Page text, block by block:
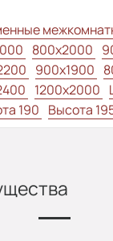
800x2000
900x1900
1200x2000
190 Высота